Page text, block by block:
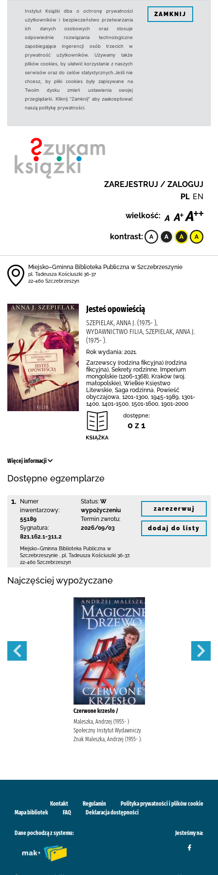
Instytut Książki dba o ochronę prywatności
użytkowników i bezpieczeństwo przetwarzania
ich danych osobowych oraz stosuje
odpowiednie rozwiązania technologiczne
zapobiegające ingerencji osób trzecich w
prywatność użytkowników. Używamy także
plików cookies, by ułatwić korzystanie z naszych
serwisów oraz do celów statystycznych.Jeśli nie
chcesz, by pliki cookies były zapisywane na
Twoim dysku zmień ustawienia swojej
przeglądarki. Kliknij "Zamknij" aby zaakceptować
naszą politykę prywatności.
ZAMKNIJ
ZAREJESTRUJ / ZALOGUJ
PL EN
wielkość:
kontrast:
Miejsko–Gminna Biblioteka Publiczna w Szczebrzeszynie
pl. Tadeusza Kościuszki 36-37
22-460 Szczebrzeszyn
Jesteś opowieścią
SZEPIELAK, ANNA J. (1975- ),
WYDAWNICTWO FILIA, SZEPIELAK, ANNA J.
(1975- ).
Rok wydania: 2021.
Zarzewscy (rodzina fikcyjna) (rodzina
fikcyjna), Sekrety rodzinne, Imperium
mongolskie (1206-1368), Kraków (woj.
małopolskie), Wielkie Księstwo
Litewskie, Saga rodzinna, Powieść
obyczajowa, 1201-1300, 1945-1989, 1301-
1400, 1401-1500, 1501-1600, 1901-2000
dostępne:
0 z 1
Więcej informacji
Dostępne egzemplarze
1.
Numer
inwentarzowy:
55189
Sygnatura:
821.162.1-311.2
Status: W
wypożyczeniu
Termin zwrotu:
2026/09/03
Miejsko–Gminna Biblioteka Publiczna w
Szczebrzeszynie
pl. Tadeusza Kościuszki 36-37,
22-460 Szczebrzeszyn
zarezerwuj
dodaj do listy
Najczęściej wypożyczane
Czerwone krzesło /
Maleszka, Andrzej (1955- )
Społeczny Instytut Wydawniczy
Znak Maleszka, Andrzej (1955- ).
Kontakt Regulamin
Polityka prywatności i plików cookie
Mapa bibliotek
FAQ Deklaracja dostępności
Dane pochodzą z systemu: Jesteśmy na: